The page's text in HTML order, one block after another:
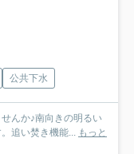
公共下水
んか♪南向きの明るい
追い焚き機能... もっと